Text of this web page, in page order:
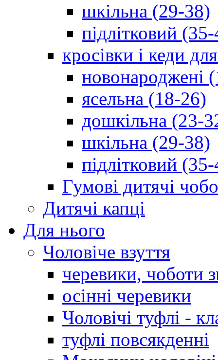
шкільна (29-38)
підлітковий
кросівки і кеди
новонароджені
ясельна (18-26)
дошкільна (23-
шкільна (29-38)
підлітковий
Гумові дитячі
Дитячі капці
Для нього
Чоловіче взуття
черевики, чоботи
осінні черевики
Чоловічі туфлі -
туфлі повсякденні